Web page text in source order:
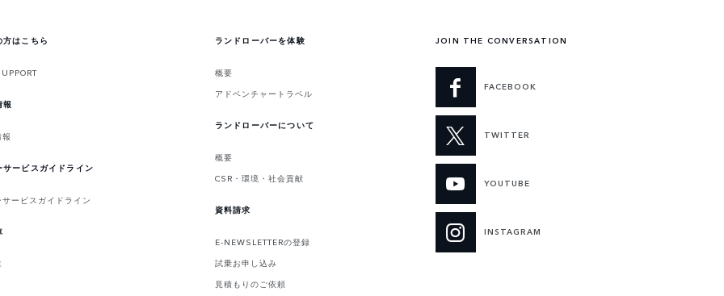
方はこちら
報
サービスガイドライン
ービスガイドライン
ランドローバーを体験
概要
アドベンチャートラベル
ランドローバーについて
概要
CSR・環境・社会貢献
資料請求
E-NEWSLETTERの登録
試乗お申し込み
見積もりのご依頼
JOIN THE CONVERSATION
FACEBOOK
TWITTER
YOUTUBE
INSTAGRAM